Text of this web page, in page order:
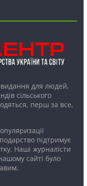
для людей,
сільського
перш за все,
підтримує
Наші журналісти
сайті було